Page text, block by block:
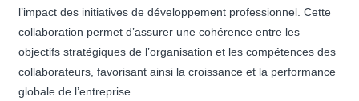
l’impact des initiatives de développement professionnel. Cette
collaboration permet d’assurer une cohérence entre les
objectifs stratégiques de l’organisation et les compétences des
collaborateurs, favorisant ainsi la croissance et la performance
globale de l’entreprise.